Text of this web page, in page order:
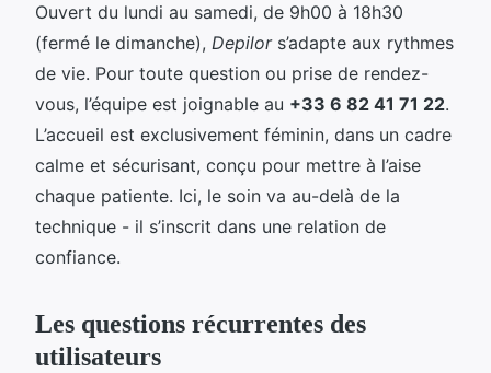
Ouvert du lundi au samedi, de 9h00 à 18h30
(fermé le dimanche), Depilors’adapte aux rythmes
de vie. Pour toute question ou prise de rendez-
vous, l’équipe est joignable au +33 6 82 41 71 22.
L’accueil est exclusivement féminin, dans un cadre
calme et sécurisant, conçu pour mettre à l’aise
chaque patiente. Ici, le soin va au-delà de la
technique - il s’inscrit dans une relation de
confiance.
Les questions récurrentes des
utilisateurs